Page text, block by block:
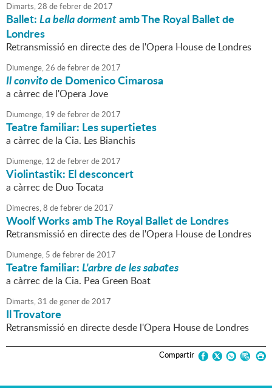
Dimarts,28 defebrerde2017
Ballet:La bella dormentamb The Royal Ballet de
Londres
Retransmissió en directe des de l'Opera House de Londres
Diumenge,26 defebrerde2017
Il convitode Domenico Cimarosa
a càrrec de l'Opera Jove
Diumenge, 19 defebrerde2017
Teatre familiar: Les supertietes
a càrrec de la Cia. Les Bianchis
Diumenge, 12 defebrerde2017
Violintastik: El desconcert
a càrrec de Duo Tocata
Dimecres,8 defebrerde2017
Woolf Works amb The Royal Ballet de Londres
Retransmissió en directe des de l'Opera House de Londres
Diumenge, 5 defebrerde2017
Teatre familiar:L'arbre de les sabates
a càrrec de la Cia. Pea Green Boat
Dimarts,31 degenerde2017
Il Trovatore
Retransmissió en directe desde l'Opera House de Londres
Compartir